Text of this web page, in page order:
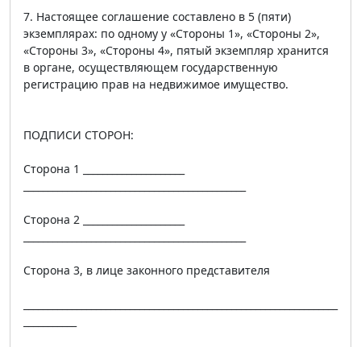
7. Настоящее соглашение составлено в 5 (пяти)
экземплярах: по одному у «Стороны 1», «Стороны 2»,
«Стороны 3», «Стороны 4», пятый экземпляр хранится
в органе, осуществляющем государственную
регистрацию прав на недвижимое имущество.
ПОДПИСИ СТОРОН:
Сторона 1 _____________________
Сторона 2 _____________________
Сторона 3, в лице законного представителя